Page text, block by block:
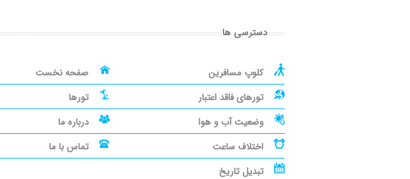
دسترسی ها
کلوپ مسافرین
صفحه نخست
تورهای فاقد اعتبار
تورها
وضعیت آب و هوا
درباره ما
اختلاف ساعت
تماس با ما
تبدیل تاریخ